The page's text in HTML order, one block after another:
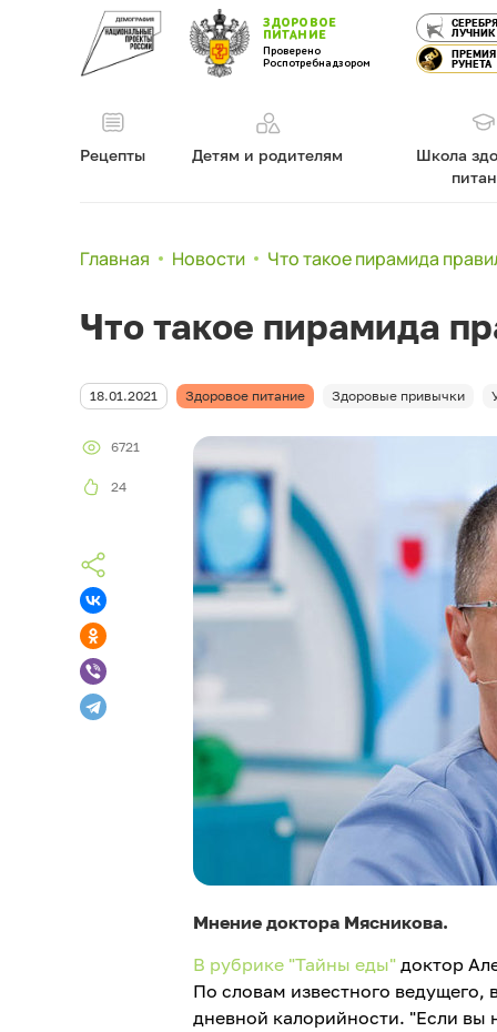
ЗДОРОВОЕ
ПИТАНИЕ
Проверено
Роспотребнадзором
ЛУЧНИК
ПРЕМИЯ
РУНЕТА
Рецепты Детям и родителям
Школа
Главная Новости Что такое пирамида
Что такое пирамида
18.01.2021 Здоровое питание Здоровые привычки
6721
24
Мнение доктора Мясникова.
В рубрике "Тайны еды"доктор
По словам известного
дневной калорийности. "Если